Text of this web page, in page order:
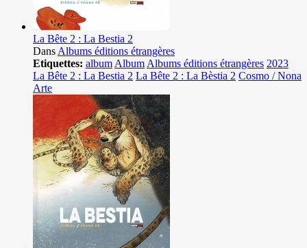
La Bête 2 : La Bestia 2
Dans Albums éditions étrangères
Etiquettes: album Album Albums éditions étrangères 2023
La Bête 2 : La Bestia 2 La Bête 2 : La Bèstia 2 Cosmo / Nona
Arte